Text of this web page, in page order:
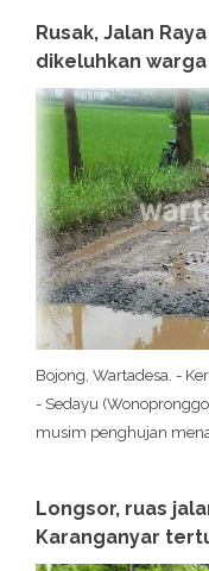
Rusak, Jalan
dikeluhkan warga
Bojong, Wartadesa. -
- Sedayu
musim penghujan
Longsor, ruas
Karanganyar